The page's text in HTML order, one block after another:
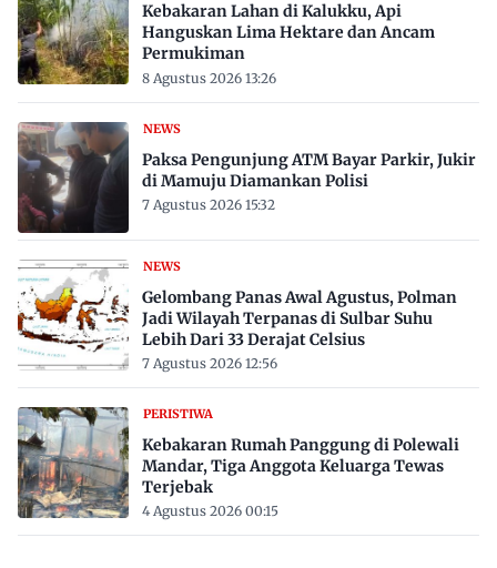
Kebakaran Lahan di Kalukku, Api
Hanguskan Lima Hektare dan Ancam
Permukiman
8 Agustus 2026 13:26
NEWS
Paksa Pengunjung ATM Bayar Parkir, Jukir
di Mamuju Diamankan Polisi
7 Agustus 2026 15:32
NEWS
Gelombang Panas Awal Agustus, Polman
Jadi Wilayah Terpanas di Sulbar Suhu
Lebih Dari 33 Derajat Celsius
7 Agustus 2026 12:56
PERISTIWA
Kebakaran Rumah Panggung di Polewali
Mandar, Tiga Anggota Keluarga Tewas
Terjebak
4 Agustus 2026 00:15